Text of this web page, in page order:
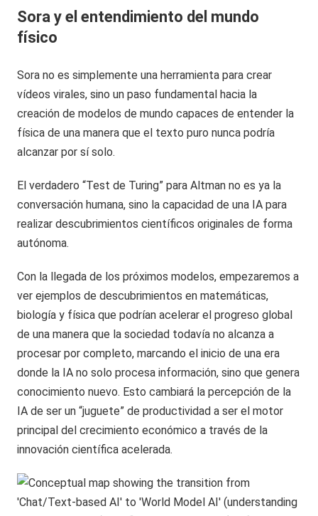
Sora y el entendimiento del mundo
físico
Sora no es simplemente una herramienta para crear
vídeos virales, sino un paso fundamental hacia la
creación de modelos de mundo capaces de entender la
física de una manera que el texto puro nunca podría
alcanzar por sí solo.
El verdadero “Test de Turing” para Altman no es ya la
conversación humana, sino la capacidad de una IA para
realizar descubrimientos científicos originales de forma
autónoma.
Con la llegada de los próximos modelos, empezaremos a
ver ejemplos de descubrimientos en matemáticas,
biología y física que podrían acelerar el progreso global
de una manera que la sociedad todavía no alcanza a
procesar por completo, marcando el inicio de una era
donde la IA no solo procesa información, sino que genera
conocimiento nuevo. Esto cambiará la percepción de la
IA de ser un “juguete” de productividad a ser el motor
principal del crecimiento económico a través de la
innovación científica acelerada.